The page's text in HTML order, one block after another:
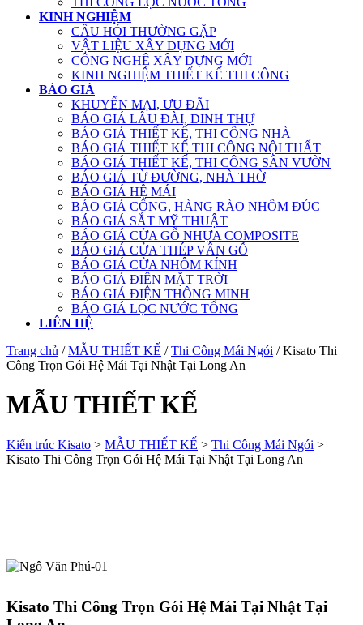
KINH NGHIỆM
CÂU HỎI THƯỜNG GẶP
VẬT LIỆU XÂY DỰNG MỚI
CÔNG NGHỆ XÂY DỰNG MỚI
KINH NGHIỆM THIẾT KẾ THI CÔNG
BÁO GIÁ
KHUYẾN MẠI, ƯU ĐÃI
BÁO GIÁ LÂU ĐÀI, DINH THỰ
BÁO GIÁ THIẾT KẾ, THI CÔNG NHÀ
BÁO GIÁ THIẾT KẾ THI CÔNG NỘI THẤT
BÁO GIÁ THIẾT KẾ, THI CÔNG SÂN VƯỜN
BÁO GIÁ TỪ ĐƯỜNG, NHÀ THỜ
BÁO GIÁ HỆ MÁI
BÁO GIÁ CỔNG, HÀNG RÀO NHÔM ĐÚC
BÁO GIÁ SẮT MỸ THUẬT
BÁO GIÁ CỬA GỖ NHỰA COMPOSITE
BÁO GIÁ CỬA THÉP VÂN GỖ
BÁO GIÁ CỬA NHÔM KÍNH
BÁO GIÁ ĐIỆN MẶT TRỜI
BÁO GIÁ ĐIỆN THÔNG MINH
BÁO GIÁ LỌC NƯỚC TỔNG
LIÊN HỆ
Trang chủ /MẪU THIẾT KẾ /Thi Công Mái Ngói / Kisato Thi
Công Trọn Gói Hệ Mái Tại Nhật Tại Long An
MẪU THIẾT KẾ
Kiến trúc Kisato > MẪU THIẾT KẾ > Thi Công Mái Ngói >
Kisato Thi Công Trọn Gói Hệ Mái Tại Nhật Tại Long An
Kisato Thi Công Trọn Gói Hệ Mái Tại Nhật Tại